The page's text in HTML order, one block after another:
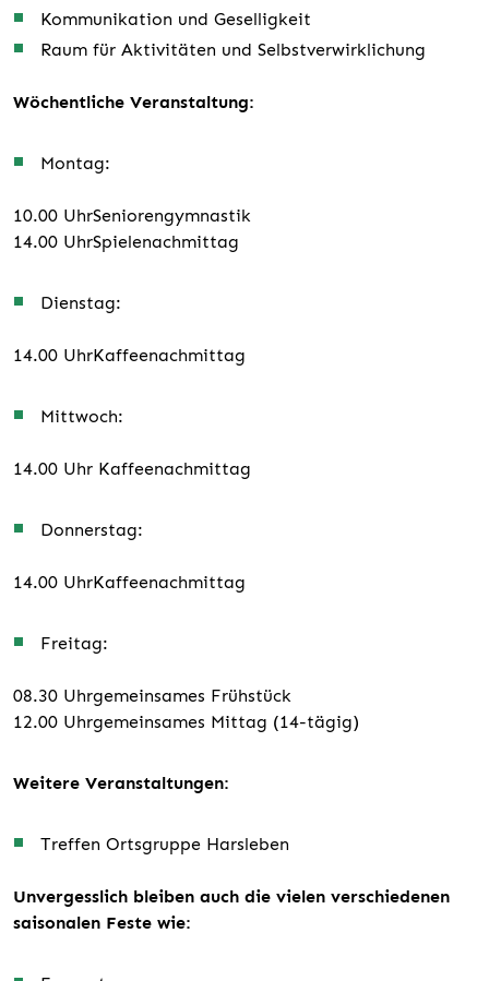
Kommunikation und Geselligkeit
Raum für Aktivitäten und Selbstverwirklichung
Wöchentliche Veranstaltung:
Montag:
10.00 UhrSeniorengymnastik
14.00 UhrSpielenachmittag
Dienstag:
14.00 UhrKaffeenachmittag
Mittwoch:
14.00 Uhr Kaffeenachmittag
Donnerstag:
14.00 UhrKaffeenachmittag
Freitag:
08.30 Uhrgemeinsames Frühstück
12.00 Uhrgemeinsames Mittag (14-tägig)
Weitere Veranstaltungen:
Treffen Ortsgruppe Harsleben
Unvergesslich bleiben auch die vielen verschiedenen
saisonalen Feste wie: